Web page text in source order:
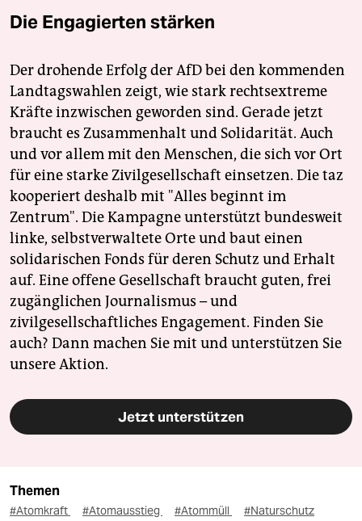
Die Engagierten stärken
Der drohende Erfolg der AfD bei den kommenden
Landtagswahlen zeigt, wie stark rechtsextreme
Kräfte inzwischen geworden sind. Gerade jetzt
braucht es Zusammenhalt und Solidarität. Auch
und vor allem mit den Menschen, die sich vor Ort
für eine starke Zivilgesellschaft einsetzen. Die taz
kooperiert deshalb mit "Alles beginnt im
Zentrum". Die Kampagne unterstützt bundesweit
linke, selbstverwaltete Orte und baut einen
solidarischen Fonds für deren Schutz und Erhalt
auf. Eine offene Gesellschaft braucht guten, frei
zugänglichen Journalismus – und
zivilgesellschaftliches Engagement. Finden Sie
auch? Dann machen Sie mit und unterstützen Sie
unsere Aktion.
Jetzt unterstützen
Themen
#Atomkraft #Atomausstieg #Atommüll #Naturschutz